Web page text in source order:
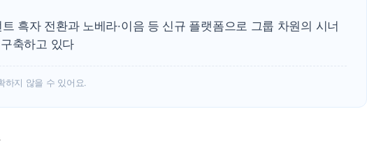
흑자 전환과 노베라·이음 등 신규 플랫폼으로 그룹 차원의 시너
축하고 있다
하지 않을 수 있어요.